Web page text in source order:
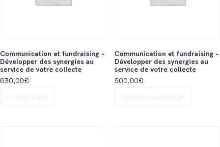
Communication et fundraising –
Développer des synergies au
service de votre collecte
630,00€
Communication et fundraising –
Développer des synergies au
service de votre collecte
600,00€